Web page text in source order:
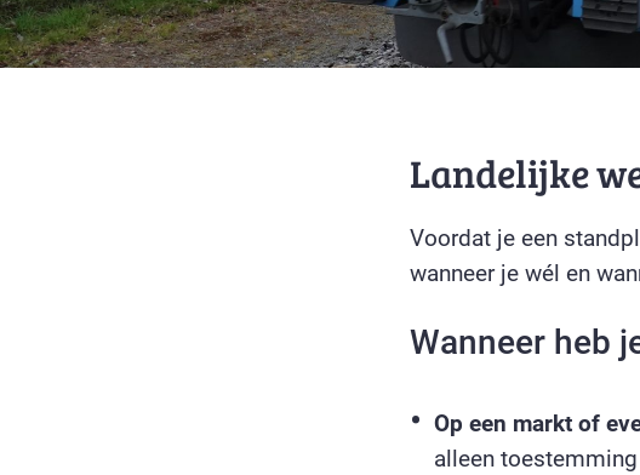
Landelijke
Voordat je een
wanneer je wél en
Wanneer heb
Op een markt of
alleen